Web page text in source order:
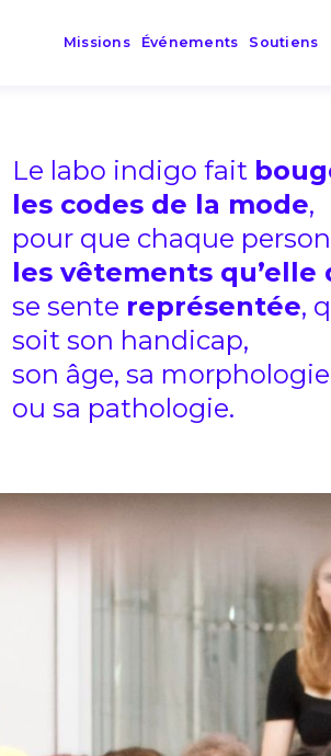
Missions Événements Soutiens
Le labo indigo fait
les codes de la mode,
pour que chaque
les vêtements qu’elle
se sente représentée,
soit son handicap,
son âge, sa morphologie
ou sa pathologie.